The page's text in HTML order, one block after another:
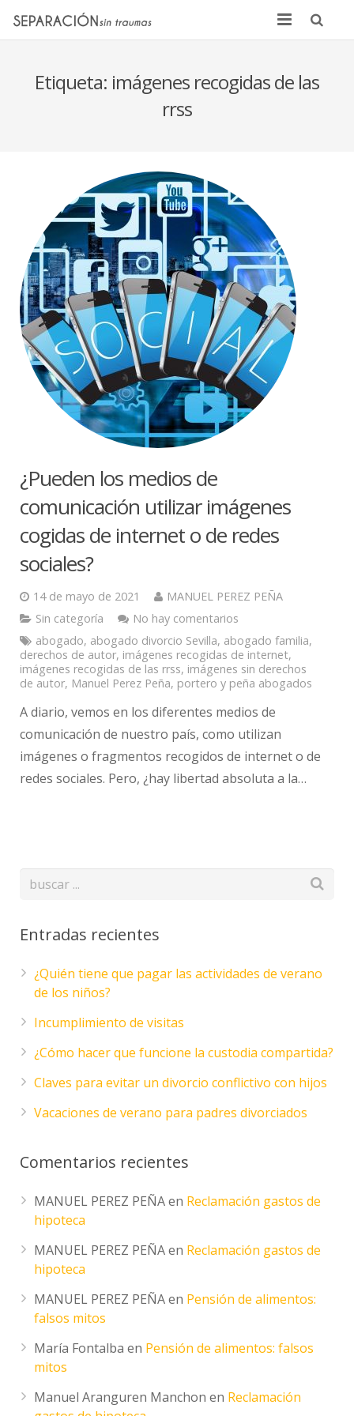
Quienes somos
Etiqueta: imágenes recogidas de las
rrss
¿Pueden los medios de
comunicación utilizar imágenes
cogidas de internet o de redes
sociales?
14 de mayo de 2021
MANUEL PEREZ PEÑA
Sin categoría
No hay comentarios
abogado, abogado divorcio Sevilla, abogado familia,
derechos de autor, imágenes recogidas de internet,
imágenes recogidas de las rrss, imágenes sin derechos
de autor, Manuel Perez Peña, portero y peña abogados
A diario, vemos en los diferentes medios de
comunicación de nuestro país, como utilizan
imágenes o fragmentos recogidos de internet o de
redes sociales. Pero, ¿hay libertad absoluta a la…
Entradas recientes
¿Quién tiene que pagar las actividades de verano
de los niños?
Incumplimiento de visitas
¿Cómo hacer que funcione la custodia compartida?
Claves para evitar un divorcio conflictivo con hijos
Vacaciones de verano para padres divorciados
Comentarios recientes
MANUEL PEREZ PEÑAen Reclamación gastos de
hipoteca
MANUEL PEREZ PEÑAen Reclamación gastos de
hipoteca
MANUEL PEREZ PEÑAen Pensión de alimentos:
falsos mitos
María Fontalba en Pensión de alimentos: falsos
mitos
Manuel Aranguren Manchon en Reclamación